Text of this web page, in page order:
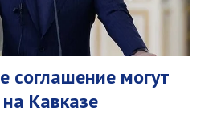
соглашение могут
Кавказе